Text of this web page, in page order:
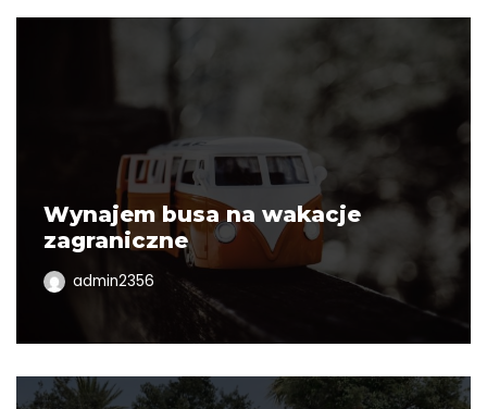
Wynajem busa na wakacje
zagraniczne
admin2356